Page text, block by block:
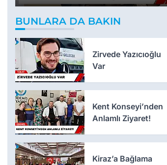
BUNLARA DA BAKIN
Zirvede Yazıcıoğlu
Var
Kent Konseyi’nden
Anlamlı Ziyaret!
Kiraz’a Bağlama